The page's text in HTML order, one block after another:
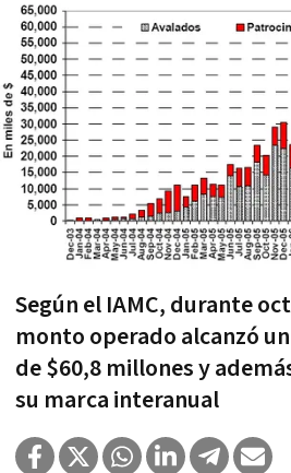
Según el IAMC, durante
monto operado alcanzó
de $60,8 millones y
su marca interanual